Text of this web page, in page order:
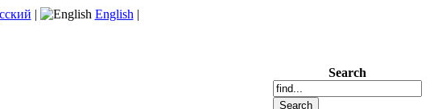
| English |
Search